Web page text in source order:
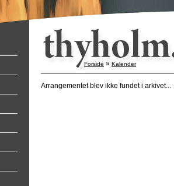
Forside » Kalender
Arrangementet blev ikke fundet i arkivet...